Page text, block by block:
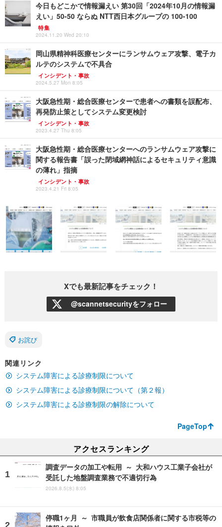
今日もどこかで情報漏えい 第30回「2024年10月の情報漏
えい」50-50 ならぬ NTT西日本グループの 100-100
特集
2024.11.20 Wed 20:10
岡山県精神科医療センターにランサムウェア攻撃、電子カ
ルテのシステムで不具合
インシデント・事故
2024.5.27 Mon 8:05
大阪急性期・総合医療センターで患者への書類を誤配布、
再発防止策としてシステム変更検討
インシデント・事故
2023.4.27 Thu 8:05
大阪急性期・総合医療センターへのランサムウェア攻撃に
関する報告書「誤った閉域網神話によるセキュリティ意識
の薄れ」指摘
インシデント・事故
2023.4.21 Fri 8:05
Xでも最新記事をチェック！
@scannetsecurityをフォロー
お詫び
関連リンク
システム障害による診療制限について
システム障害による診療制限について（第２報）
システム障害による診療制限の解除について
PageTop
アクセスランキング
調査データの加工や転用 ～ 大和ハウス工業子会社が
受託した地盤調査業務で不適切行為
2026.8.5(水) 8:05
停職1ヶ月 ～ 市職員が飲食店関係者に関する市税等の